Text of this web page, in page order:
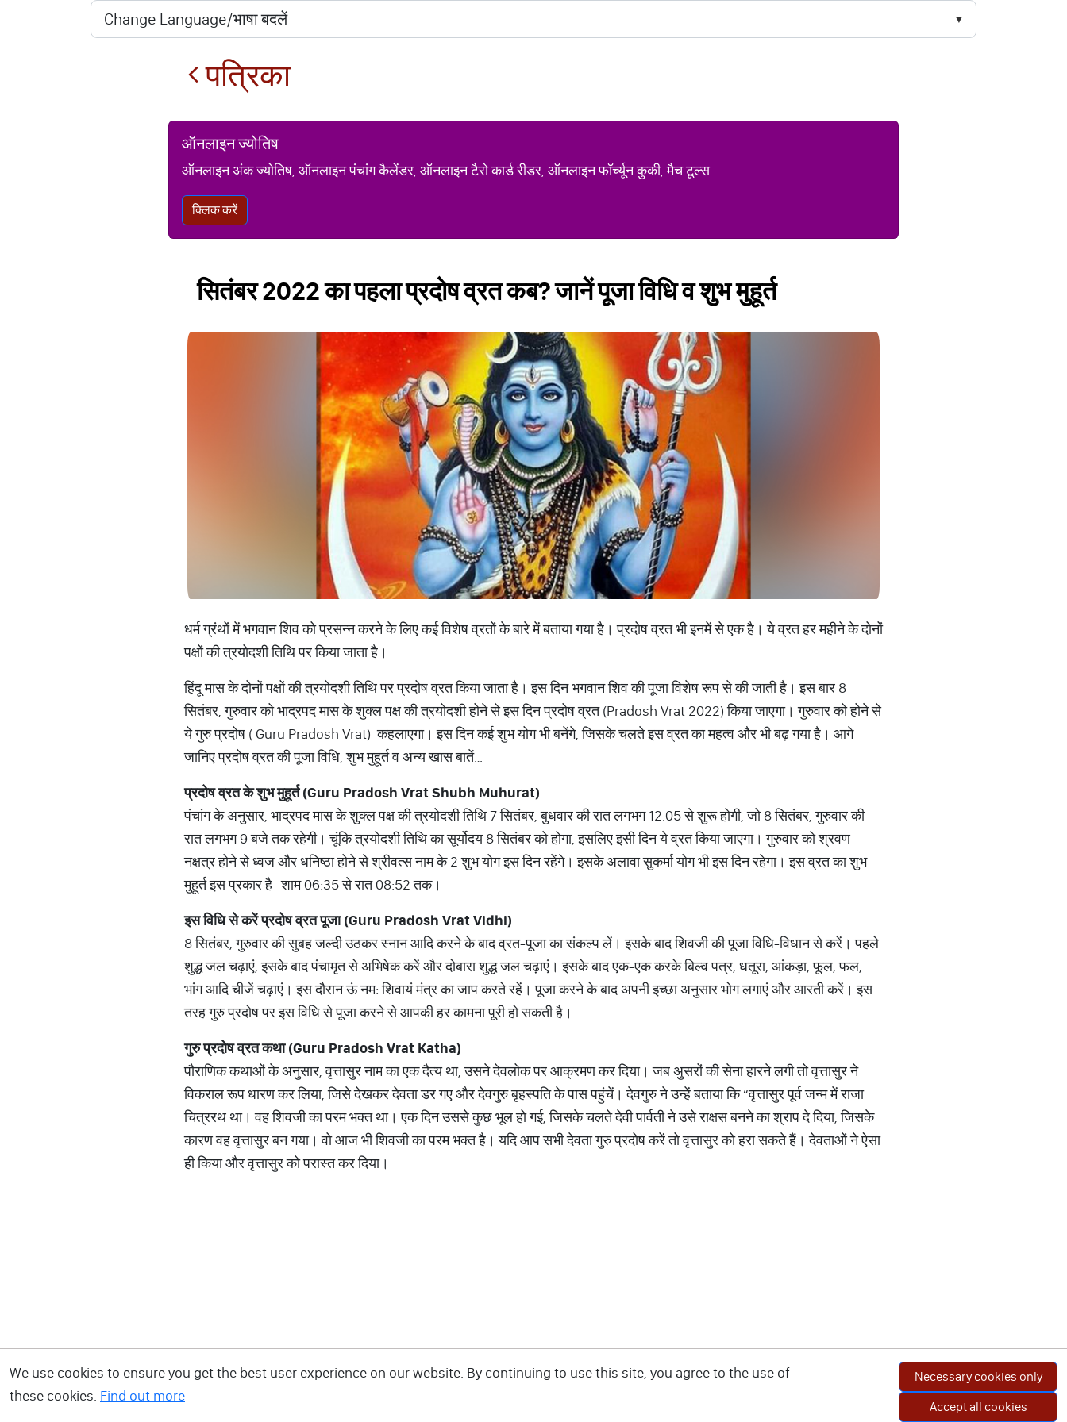
पत्रिका
ऑनलाइन ज्योतिष
ऑनलाइन अंक ज्योतिष, ऑनलाइन पंचांग कैलेंडर, ऑनलाइन टैरो कार्ड रीडर, ऑनलाइन फॉर्च्यून कुकी, मैच टूल्स
क्लिक करें
सितंबर 2022 का पहला प्रदोष व्रत कब? जानें पूजा विधि व शुभ मुहूर्त
धर्म ग्रंथों में भगवान शिव को प्रसन्न करने के लिए कई विशेष व्रतों के बारे में बताया गया है। प्रदोष व्रत भी इनमें से एक है। ये व्रत हर महीने के दोनों
पक्षों की त्रयोदशी तिथि पर किया जाता है।
हिंदू मास के दोनों पक्षों की त्रयोदशी तिथि पर प्रदोष व्रत किया जाता है। इस दिन भगवान शिव की पूजा विशेष रूप से की जाती है। इस बार 8
सितंबर, गुरुवार को भाद्रपद मास के शुक्ल पक्ष की त्रयोदशी होने से इस दिन प्रदोष व्रत (Pradosh Vrat 2022) किया जाएगा। गुरुवार को होने से
ये गुरु प्रदोष ( Guru Pradosh Vrat) कहलाएगा। इस दिन कई शुभ योग भी बनेंगे, जिसके चलते इस व्रत का महत्व और भी बढ़ गया है। आगे
जानिए प्रदोष व्रत की पूजा विधि, शुभ मुहूर्त व अन्य खास बातें…
प्रदोष व्रत के शुभ मुहूर्त (Guru Pradosh Vrat Shubh Muhurat)
पंचांग के अनुसार, भाद्रपद मास के शुक्ल पक्ष की त्रयोदशी तिथि 7 सितंबर, बुधवार की रात लगभग 12.05 से शुरू होगी, जो 8 सितंबर, गुरुवार की
रात लगभग 9 बजे तक रहेगी। चूंकि त्रयोदशी तिथि का सूर्योदय 8 सितंबर को होगा, इसलिए इसी दिन ये व्रत किया जाएगा। गुरुवार को श्रवण
नक्षत्र होने से ध्वज और धनिष्ठा होने से श्रीवत्स नाम के 2 शुभ योग इस दिन रहेंगे। इसके अलावा सुकर्मा योग भी इस दिन रहेगा। इस व्रत का शुभ
मुहूर्त इस प्रकार है- शाम 06:35 से रात 08:52 तक।
इस विधि से करें प्रदोष व्रत पूजा (Guru Pradosh Vrat Vidhi)
8 सितंबर, गुरुवार की सुबह जल्दी उठकर स्नान आदि करने के बाद व्रत-पूजा का संकल्प लें। इसके बाद शिवजी की पूजा विधि-विधान से करें। पहले
शुद्ध जल चढ़ाएं, इसके बाद पंचामृत से अभिषेक करें और दोबारा शुद्ध जल चढ़ाएं। इसके बाद एक-एक करके बिल्व पत्र, धतूरा, आंकड़ा, फूल, फल,
भांग आदि चीजें चढ़ाएं। इस दौरान ऊं नम: शिवायं मंत्र का जाप करते रहें। पूजा करने के बाद अपनी इच्छा अनुसार भोग लगाएं और आरती करें। इस
तरह गुरु प्रदोष पर इस विधि से पूजा करने से आपकी हर कामना पूरी हो सकती है।
गुरु प्रदोष व्रत कथा (Guru Pradosh Vrat Katha)
पौराणिक कथाओं के अनुसार, वृत्तासुर नाम का एक दैत्य था, उसने देवलोक पर आक्रमण कर दिया। जब अुसरों की सेना हारने लगी तो वृत्तासुर ने
विकराल रूप धारण कर लिया, जिसे देखकर देवता डर गए और देवगुरु बृहस्पति के पास पहुंचें। देवगुरु ने उन्हें बताया कि “वृत्तासुर पूर्व जन्म में राजा
चित्ररथ था। वह शिवजी का परम भक्त था। एक दिन उससे कुछ भूल हो गई, जिसके चलते देवी पार्वती ने उसे राक्षस बनने का श्राप दे दिया, जिसके
कारण वह वृत्तासुर बन गया। वो आज भी शिवजी का परम भक्त है। यदि आप सभी देवता गुरु प्रदोष करें तो वृत्तासुर को हरा सकते हैं। देवताओं ने ऐसा
ही किया और वृत्तासुर को परास्त कर दिया।
We use cookies to ensure you get the best user experience on our website. By continuing to use this site, you agree to the use of
these cookies. Find out more
Necessary cookies only
Accept all cookies